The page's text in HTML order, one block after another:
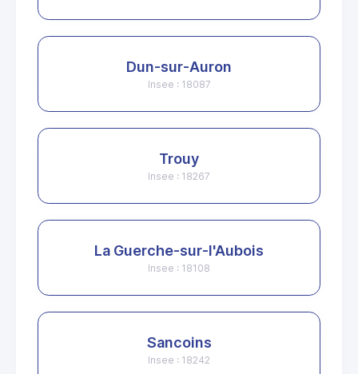
Dun-sur-Auron
Insee : 18087
Trouy
Insee : 18267
La Guerche-sur-l'Aubois
Insee : 18108
Sancoins
Insee : 18242